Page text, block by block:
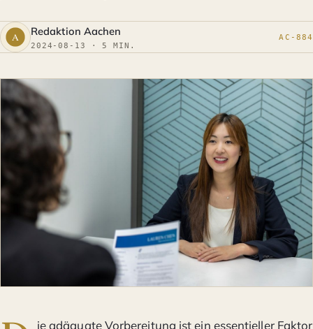
Redaktion Aachen
2024-08-13 · 5 MIN.
AC-884
ie adäquate Vorbereitung ist ein essentieller Faktor